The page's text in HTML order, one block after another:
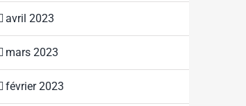
avril 2023
mars 2023
février 2023